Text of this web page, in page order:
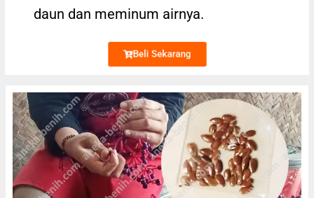
daun dan meminum airnya.
Beli Sekarang